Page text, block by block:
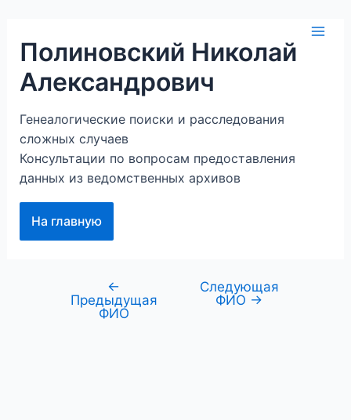
содержимому
Полиновский Николай
Александрович
Генеалогические поиски и расследования
сложных случаев
Консультации по вопросам предоставления
данных из ведомственных архивов
На главную
Навигация←
Предыдущая
ФИО
Следующая
ФИО →